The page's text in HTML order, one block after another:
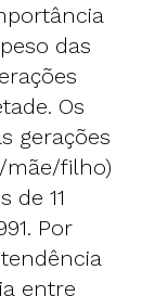
das
Os
gerações
mãe/filho)
de 11
Por
entre